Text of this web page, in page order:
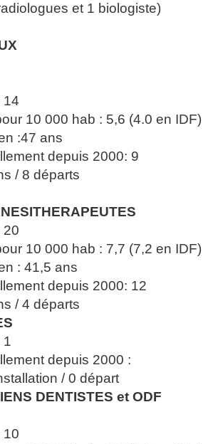
et 1 biologiste)
14
10 000 hab : 5,6 (4.0 en IDF)
:47 ans
depuis 2000: 9
/ 8 départs
20
10 000 hab : 7,7 (7,2 en IDF)
: 41,5 ans
depuis 2000: 12
/ 4 départs
1
depuis 2000 :
/ 0 départ
DENTISTES et ODF
10